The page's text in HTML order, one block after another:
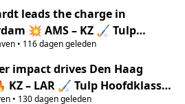
leads the charge in
💥 AMS – KZ 🏑 Tulp
Men ‘25/’26 highlights
• 116 dagen geleden
impact drives Den Haag
KZ – LAR 🏑 Tulp Hoofdklasse
• 130 dagen geleden